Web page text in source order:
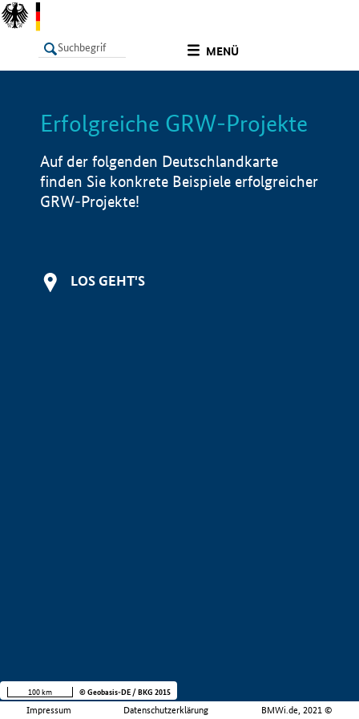
MENÜ
LISTE Info
Erfolgreiche GRW-Projekte
Auf der folgenden Deutschlandkarte
finden Sie konkrete Beispiele erfolgreicher
GRW-Projekte!
LOS GEHT'S
Impressum Datenschutzerklärung BMWi.de, 2021 ©
100 km © Geobasis-DE / BKG 2015